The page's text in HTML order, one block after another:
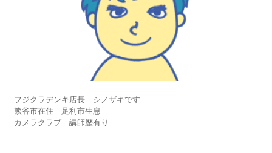
フジクラデンキ店長 シノザキです
熊谷市在住 足利市生息
カメラクラブ 講師歴有り